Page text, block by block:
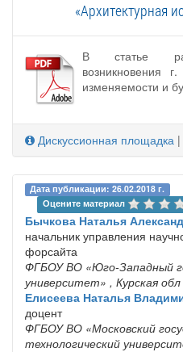
«Архитектурная
В статье
возникновения
изменяемости и
Дискуссионная площадка |
Дата публикации: 26.02.2018 г.
Оцените материал
Бычкова Наталья
начальник управления
форсайта
ФГБОУ ВО «Юго-Западный
университет» , Курская обл
Елисеева Наталья
доцент
ФГБОУ ВО «Московский
технологический